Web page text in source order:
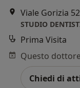
Viale Gorizia
STUDIO
Prima Visita
Chiedi di